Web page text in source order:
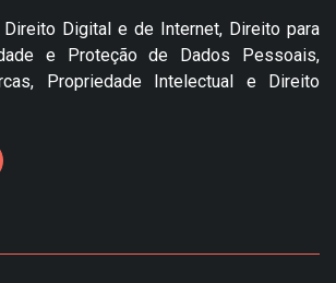
Digital e de Internet, Direito para
e Proteção de Dados Pessoais,
Propriedade Intelectual e Direito